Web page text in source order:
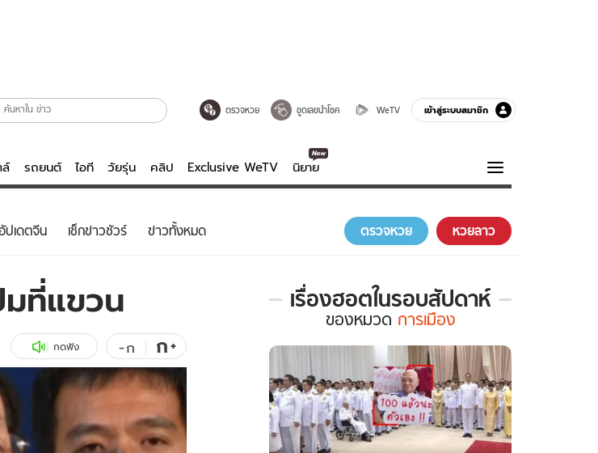
ตรวจหวย ขูดเลขนำโชค WeTV เข้าสู่ระบบสมาชิก
ล์ รถยนต์ ไอที วัยรุ่น คลิป Exclusive WeTV นิยาย
ลฟ์สไตล์
น
ถยนต์
าพ
ว-กิน
Thailand
บันเทิงครบรส
คลิป
พอดแคสต์
ดูทีวี
WeTV
Exclusive WeTV
ความรู้รอบตัว
ฮาวทู
ปเดตจีน เช็กข่าวชัวร์ ข่าวทั้งหมด ตรวจหวย หวยลาว
ที่แขวน
กดฟัง -ก ก+
เรื่องฮอตในรอบสัปดาห์
เรื่อง
ใน
สัปดาห์
ของ
หมวด
การเมือง
ของหมวด การเมือง